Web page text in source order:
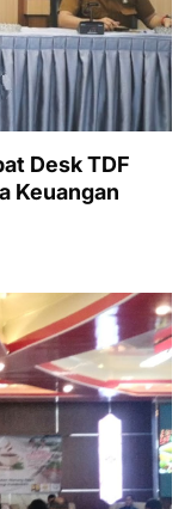
Desk TDF
Keuangan